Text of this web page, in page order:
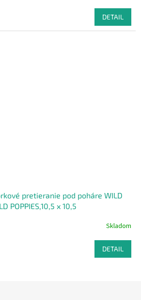
DETAIL
pretieranie pod poháre WILD
POPPIES,10,5 x 10,5
Skladom
DETAIL